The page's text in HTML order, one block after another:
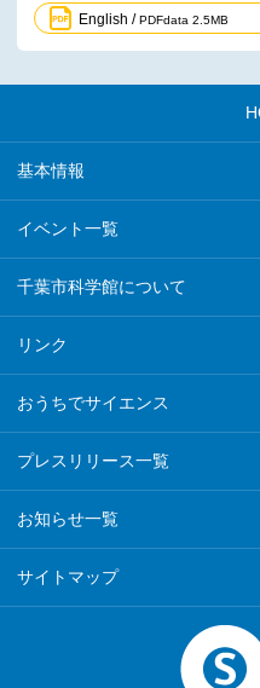
English /PDFdata 2.5MB
基本情報
イベント一覧
千葉市科学館について
リンク
おうちでサイエンス
プレスリリース一覧
お知らせ一覧
サイトマップ